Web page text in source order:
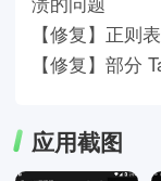
【修复】正则
【修复】部分
应用截图